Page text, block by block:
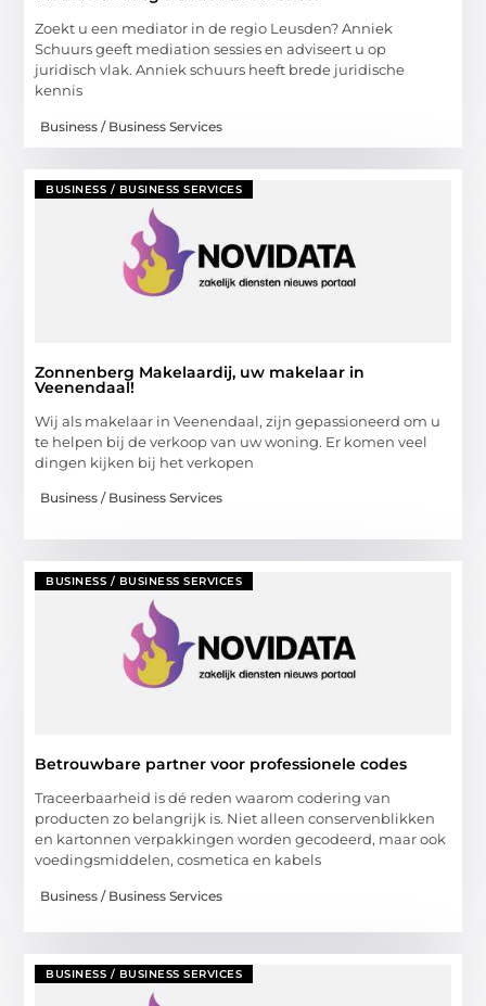
Zoekt u een mediator in de regio Leusden? Anniek
Schuurs geeft mediation sessies en adviseert u op
juridisch vlak. Anniek schuurs heeft brede juridische
kennis
Business / Business Services
BUSINESS / BUSINESS SERVICES
Zonnenberg Makelaardij, uw makelaar in
Veenendaal!
Wij als makelaar in Veenendaal, zijn gepassioneerd om u
te helpen bij de verkoop van uw woning. Er komen veel
dingen kijken bij het verkopen
Business / Business Services
BUSINESS / BUSINESS SERVICES
Betrouwbare partner voor professionele codes
Traceerbaarheid is dé reden waarom codering van
producten zo belangrijk is. Niet alleen conservenblikken
en kartonnen verpakkingen worden gecodeerd, maar ook
voedingsmiddelen, cosmetica en kabels
Business / Business Services
BUSINESS / BUSINESS SERVICES